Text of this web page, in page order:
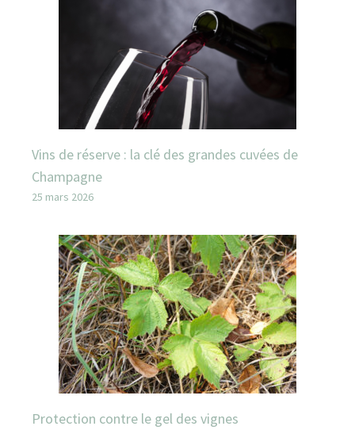
Vins de réserve : la clé des grandes cuvées de
Champagne
25 mars 2026
Protection contre le gel des vignes